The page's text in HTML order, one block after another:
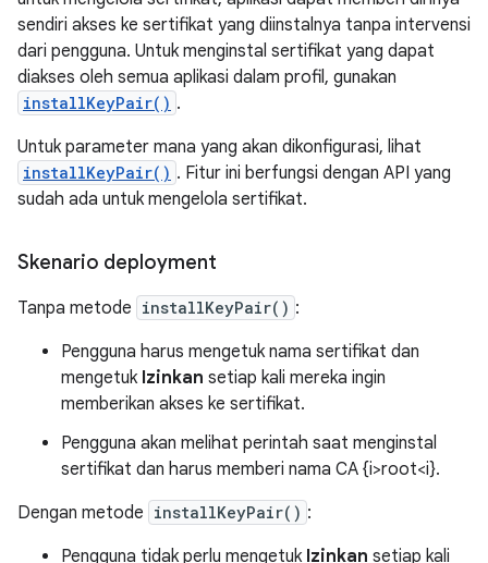
sendiri akses ke sertifikat yang diinstalnya tanpa intervensi
dari pengguna. Untuk menginstal sertifikat yang dapat
diakses oleh semua aplikasi dalam profil, gunakan
installKeyPair() .
Untuk parameter mana yang akan dikonfigurasi, lihat
installKeyPair() . Fitur ini berfungsi dengan API yang
sudah ada untuk mengelola sertifikat.
Skenario deployment
Tanpa metode installKeyPair() :
Pengguna harus mengetuk nama sertifikat dan
mengetuk Izinkan setiap kali mereka ingin
memberikan akses ke sertifikat.
Pengguna akan melihat perintah saat menginstal
sertifikat dan harus memberi nama CA {i>root<i}.
Dengan metode installKeyPair() :
Pengguna tidak perlu mengetuk Izinkan setiap kali